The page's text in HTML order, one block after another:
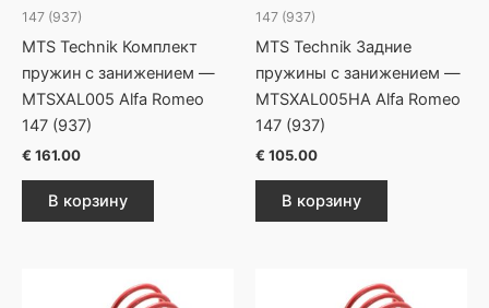
147 (937)
MTS Technik Комплект
пружин с занижением —
MTSXAL005 Alfa Romeo
147 (937)
€ 161.00
В корзину
147 (937)
MTS Technik Задние
пружины с занижением —
MTSXAL005HA Alfa Romeo
147 (937)
€ 105.00
В корзину